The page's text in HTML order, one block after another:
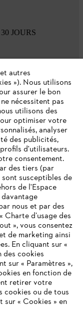
JOURS
ne prenons plus
site ne
utilisation
autres
»). Nous utilisons
assurer le bon
nécessitent pas
utilisons des
optimiser votre
analyser
des publicités,
d'utilisateurs.
consentement.
des tiers (par
susceptibles de
de l'Espace
nous et par des
d’usage des
», vous consentez
de marketing ainsi
En cliquant sur «
des cookies
sur « Paramètres »,
en fonction de
retirer votre
cookies ou de tous
sur « Cookies » en